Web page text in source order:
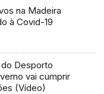
na Madeira
à Covid-19
Desporto
vai cumprir
(Vídeo)